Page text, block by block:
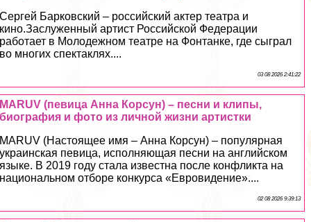
Сергeй Барковский – российский актер театра и
кино.Заслуженный артист Российской Федерации
работает в Молодежном театре на Фонтанке, где сыграл
во многих спектаклях....
03 08 2026 2:41:22
MARUV (певица Анна Корсун) – песни и клипы,
биография и фото из личной жизни артистки
MARUV (Настоящее имя – Анна Корсун) – популярная
украинская певица, исполняющая песни на английском
языке. В 2019 году стала известна после конфликта на
национальном отборе конкурса «Евровидение»....
02 08 2026 9:39:13